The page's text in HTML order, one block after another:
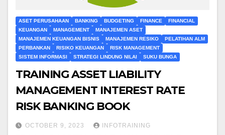
ASET PERUSAHAAN BANKING BUDGETING FINANCE
FINANCIAL
KEUANGAN
MANAGEMENT
MANAJEMEN ASET
MANAJEMEN KEUANGAN BISNIS
MANAJEMEN RESIKO
PELATIHAN ALM
PERBANKAN
RISIKO KEUANGAN
RISK MANAGEMENT
SISTEM INFORMASI
STRATEGI LINDUNG NILAI SUKU BUNGA
TRAINING ASSET LIABILITY
MANAGEMENT INTEREST RATE
RISK BANKING BOOK
OCTOBER 9, 2023 INFOTRAINING